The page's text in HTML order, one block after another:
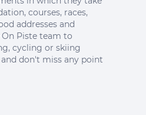
courses, races,
addresses and
Piste team to
cycling or skiing
don't miss any point